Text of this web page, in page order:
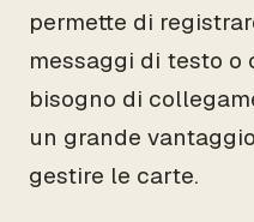
permette di
messaggi di testo o
bisogno di
un grande
gestire le carte.